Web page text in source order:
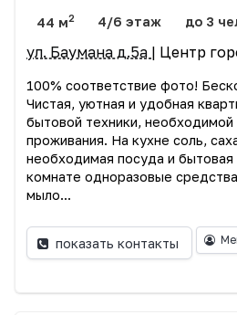
44 м2 4/6 этаж до 3
ул. Баумана д.5а | Центр
100% соответствие фото!
Чистая, уютная и удобная
бытовой техники,
проживания. На кухне соль,
необходимая посуда и бытовая
комнате одноразовые
мыло...
показать контакты